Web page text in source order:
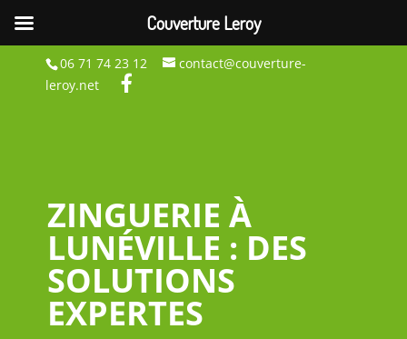
06 71 74 23 12
contact@couverture-
leroy.net
ZINGUERIE À
LUNÉVILLE : DES
SOLUTIONS
EXPERTES
Couverture Leroy